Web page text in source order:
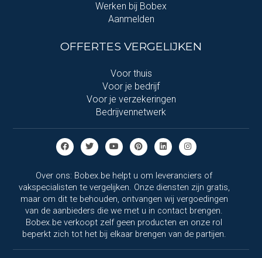
Werken bij Bobex
Aanmelden
OFFERTES VERGELIJKEN
Voor thuis
Voor je bedrijf
Voor je verzekeringen
Bedrijvennetwerk
Over ons: Bobex.be helpt u om leveranciers of
vakspecialisten te vergelijken. Onze diensten zijn gratis,
maar om dit te behouden, ontvangen wij vergoedingen
van de aanbieders die we met u in contact brengen.
Bobex.be verkoopt zelf geen producten en onze rol
beperkt zich tot het bij elkaar brengen van de partijen.